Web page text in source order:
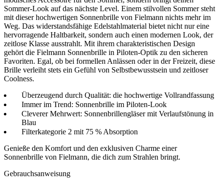
Sommer-Look auf das nächste Level. Einem stilvollen Sommer steht
mit dieser hochwertigen Sonnenbrille von Fielmann nichts mehr im
Weg. Das widerstandsfähige Edelstahlmaterial bietet nicht nur eine
hervorragende Haltbarkeit, sondern auch einen modernen Look, der
zeitlose Klasse ausstrahlt. Mit ihrem charakteristischen Design
gehört die Fielmann Sonnenbrille in Piloten-Optik zu den sicheren
Favoriten. Egal, ob bei formellen Anlässen oder in der Freizeit, diese
Brille verleiht stets ein Gefühl von Selbstbewusstsein und zeitloser
Coolness.
Überzeugend durch Qualität: die hochwertige Vollrandfassung
Immer im Trend: Sonnenbrille im Piloten-Look
Cleverer Mehrwert: Sonnenbrillengläser mit Verlaufstönung in
Blau
Filterkategorie 2 mit 75 % Absorption
Genieße den Komfort und den exklusiven Charme einer
Sonnenbrille von Fielmann, die dich zum Strahlen bringt.
Gebrauchsanweisung